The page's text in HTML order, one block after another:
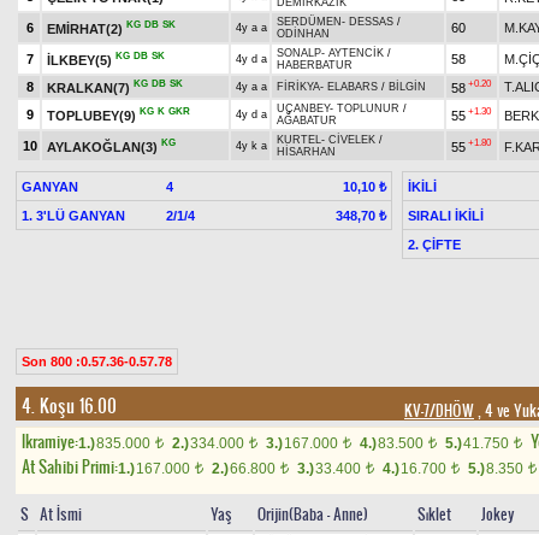
DEMİRKAZIK
6 EMİRHAT(2) KG DB SK 4y a a SERDÜMEN - DESSAS /
ODİNHAN
60
7 İLKBEY(5) KG DB SK 4y d a SONALP- AYTENCİK /
HABERBATUR
58
8
KRALKAN(7) KG DB SK 4y a a FİRİKYA- ELABARS / BİLGİN 58 +0.20
9
TOPLUBEY(9) KG K GKR 4y d a UÇANBEY- TOPLUNUR /
AĞABATUR
55 +1.30
10 AYLAKOĞLAN(3) KG 4y k a KURTEL- CİVELEK /
HİSARHAN
55 +1.80
GANYAN 4
10,10 ₺
1. 3'LÜ GANYAN
2/1/4 348,70 ₺
İKİLİ
SIRALI İKİLİ
2. ÇİFTE
Son 800 :0.57.36-0.57.78
4. Koşu 16.00 KV-7/DHÖW, 4 ve
Ikramiye:1.)835.000 t 2.)334.000 t 3.)167.000 t 4.)83.500 t 5.)41.750 t
At Sahibi Primi:1.)167.000 t 2.)66.800 t 3.)33.400 t 4.)16.700 t 5.)8.350 t
S At İsmi Yaş Orijin(Baba - Anne) Sıklet Jokey